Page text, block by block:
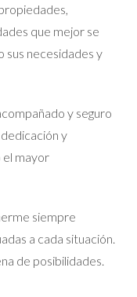
que mejor se
sus necesidades y
y seguro
y
el mayor
siempre
a cada situación.
de posibilidades.